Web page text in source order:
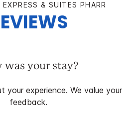
& SUITES PHARR
was your stay?
your experience. We value your
feedback.